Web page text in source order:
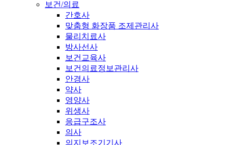
보건/의료
간호사
맞춤형 화장품 조제관리사
물리치료사
방사선사
보건교육사
보건의료정보관리사
안경사
약사
영양사
위생사
응급구조사
의사
의지보조기기사